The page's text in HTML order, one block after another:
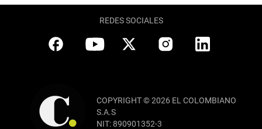
REDES SOCIALES
COPYRIGHT © 2026 EL COLOMBIANO
S.A.S
NIT: 890901352-3